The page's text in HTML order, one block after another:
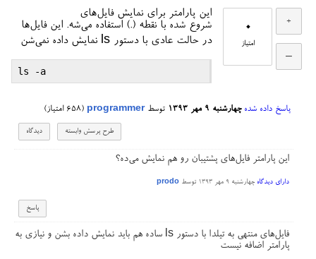
0
امتیاز
این پارامتر برای نمایش فایل‌های
شروع شده با نقطه (.) استفاده می‌شه. این فایل‌ها
در حالت عادی با دستور ls نمایش داده نمی‌شن
پاسخ داده شده چهارشنبه ۹ مهر ۱۳۹۳ توسطprogrammer
(
658 امتیاز)
این پارامتر فایل‌های پشتیبان رو هم نمایش می‌ده؟
دارای دیدگاه چهارشنبه ۹ مهر ۱۳۹۳ توسط prodo
فایل‌های منتهی به تیلدا با دستور ls ساده هم باید نمایش داده بشن و نیازی به
پارامتر اضافه نیست